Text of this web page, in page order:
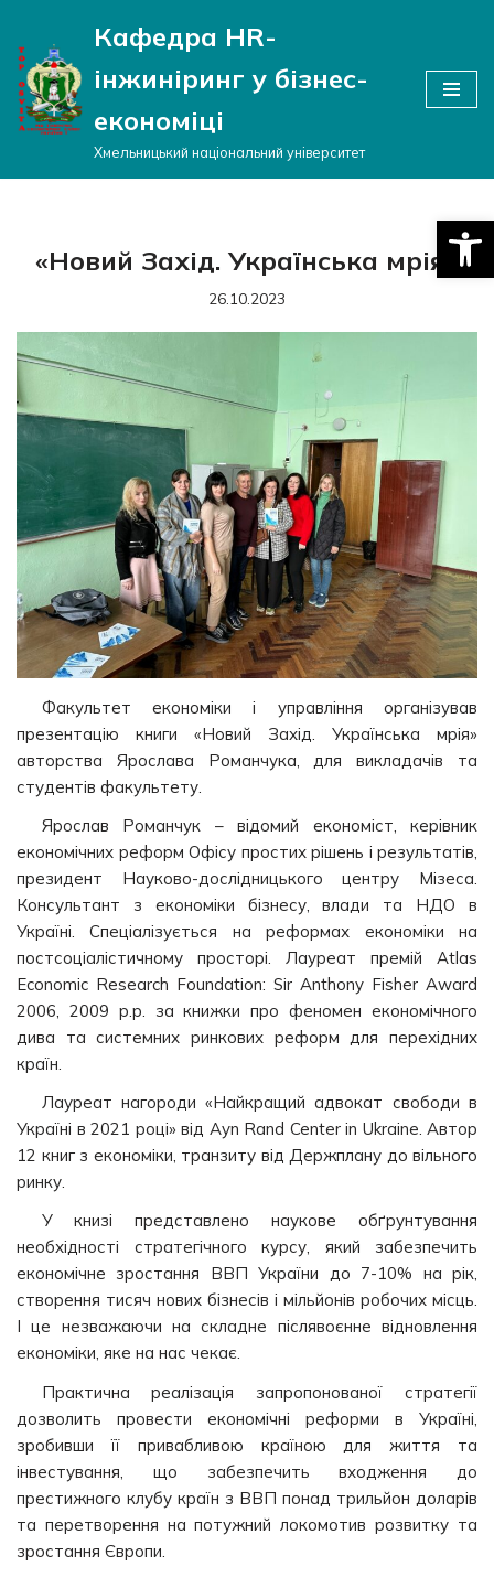
Перейти
до
вмісту
Кафедра HR-
інжиніринг у бізнес-
економіці
Хмельницький національний університет
«Новий Захід. Українська мрія»
26.10.2023
Факультет економіки і управління організував
презентацію книги «Новий Захід. Українська мрія»
авторства Ярослава Романчука, для викладачів та
студентів факультету.
Ярослав Романчук – відомий економіст, керівник
економічних реформ Офісу простих рішень і результатів,
президент Науково-дослідницького центру Мізеса.
Консультант з економіки бізнесу, влади та НДО в
Україні. Спеціалізується на реформах економіки на
постсоціалістичному просторі. Лауреат премій Atlas
Economic Research Foundation: Sir Anthony Fisher Award
2006, 2009 р.р. за книжки про феномен економічного
дива та системних ринкових реформ для перехідних
країн.
Лауреат нагороди «Найкращий адвокат свободи в
Україні в 2021 році» від Ayn Rand Center in Ukraine. Автор
12 книг з економіки, транзиту від Держплану до вільного
ринку.
У книзі представлено наукове обґрунтування
необхідності стратегічного курсу, який забезпечить
економічне зростання ВВП України до 7-10% на рік,
створення тисяч нових бізнесів і мільйонів робочих місць.
І це незважаючи на складне післявоєнне відновлення
економіки, яке на нас чекає.
Практична реалізація запропонованої стратегії
дозволить провести економічні реформи в Україні,
зробивши її привабливою країною для життя та
інвестування, що забезпечить входження до
престижного клубу країн з ВВП понад трильйон доларів
та перетворення на потужний локомотив розвитку та
зростання Європи.